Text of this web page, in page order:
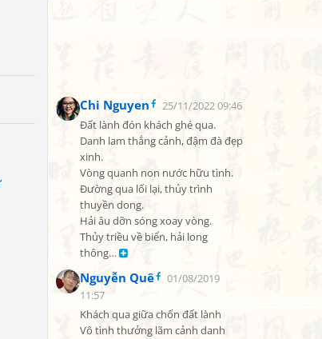
Chi Nguyen
25/11/2022 09:46
Đất lành đón khách ghé qua.
Danh lam thắng cảnh, đậm đà đẹp
xinh.
Vòng quanh non nước hữu tình.
Đường qua lối lại, thủy trình
thuyền dong.
Hải âu dỡn sóng xoay vòng.
Thủy triều về biển, hải long
thông…
Nguyễn Quê
01/08/2019
11:57
Khách qua giữa chốn đất lành
Vô tình thưởng lãm cảnh danh